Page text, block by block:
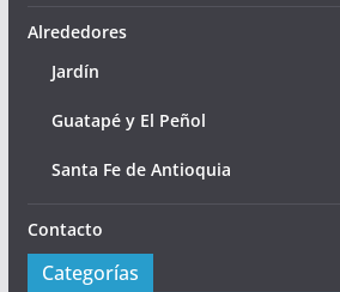
Alrededores
Jardín
Guatapé y El Peñol
Santa Fe de Antioquia
Contacto
Categorías